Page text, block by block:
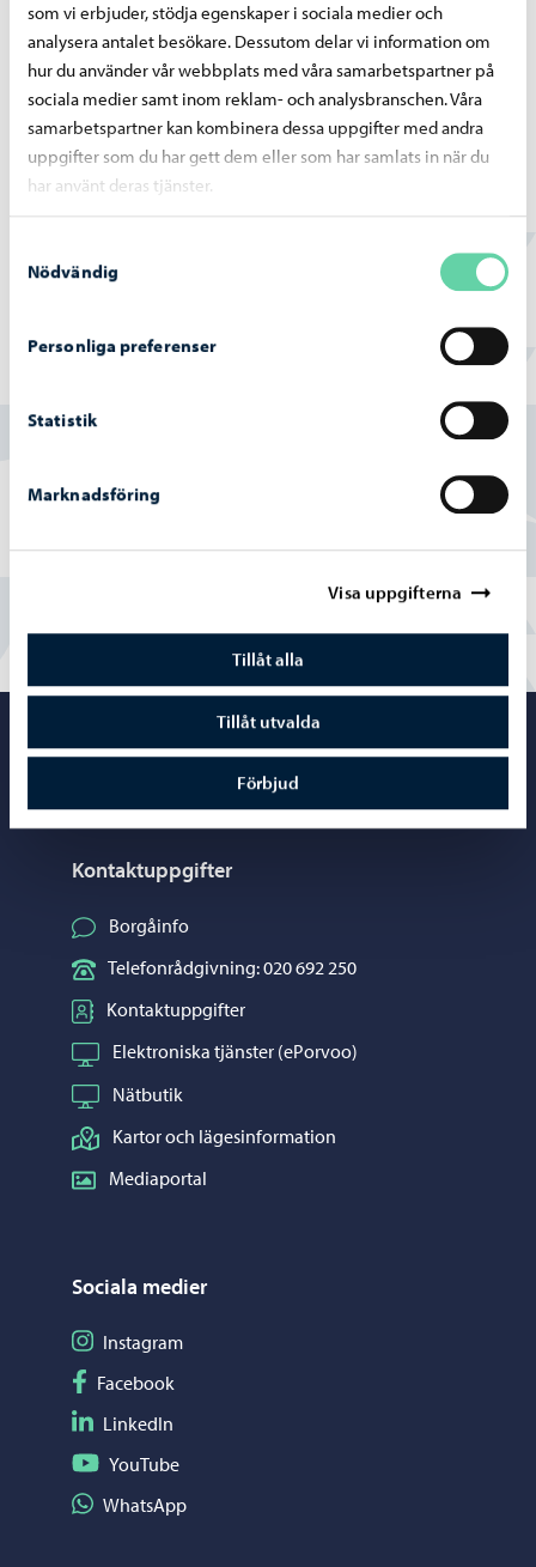
som vi erbjuder, stödja egenskaper i sociala medier och
analysera antalet besökare. Dessutom delar vi information om
hur du använder vår webbplats med våra samarbetspartner på
sociala medier samt inom reklam- och analysbranschen. Våra
samarbetspartner kan kombinera dessa uppgifter med andra
uppgifter som du har gett dem eller som har samlats in när du
har använt deras tjänster.
Nödvändig
Personliga preferenser
Statistik
Marknadsföring
Visa uppgifterna
Tillåt alla
Tillåt utvalda
Förbjud
Borgå vatten - 02.07.2026
Vattentjänstarbeten i Haikobranten 2
området framskrider
Nej
Kontaktuppgifter
Borgåinfo
Telefonrådgivning: 020 692 250
Kontaktuppgifter
Elektroniska tjänster (ePorvoo)
Nätbutik
Kartor och lägesinformation
Mediaportal
Sociala medier
Följ på Instagram
Instagram
Följ på Facebook
Facebook
Följ på LinkedIn
LinkedIn
Följ på YouTube
YouTube
Dela på WhatsApp
WhatsApp